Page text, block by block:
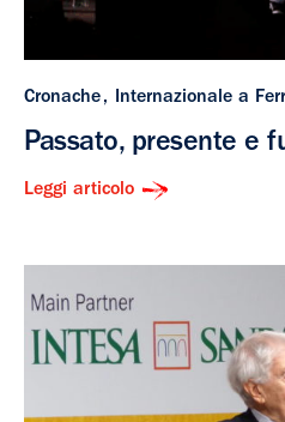
Cronache Internazionale a
Passato, presente e
Leggi articolo